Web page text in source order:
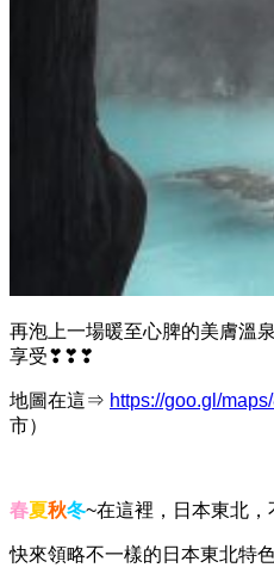
再泡上一場暖至心脾的美膚溫
享受❣❣❣
地圖在這⇒ https://goo.gl/
市）
春夏秋冬~在這裡，日本東北
快來領略不一樣的日本東北特色